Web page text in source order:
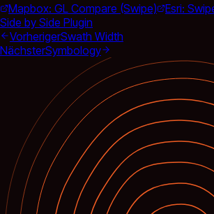
Mapbox: GL Compare (Swipe)
Esri:
Side by Side Plugin
VorherigerSwath Width
NächsterSymbology